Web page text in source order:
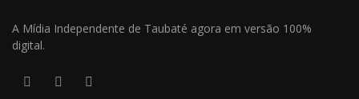
A Mídia Independente de Taubaté agora em versão 100%
digital.